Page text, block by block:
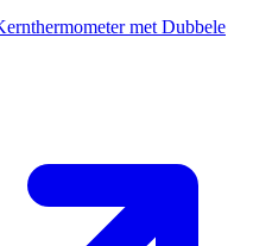
met Dubbele